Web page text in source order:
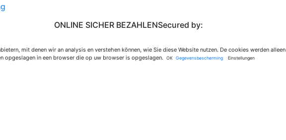
ONLINE SICHER BEZAHLENSecured by:
mit denen wir an analysis en verstehen können, wie Sie diese Website nutzen. De cookies werden alleen
opgeslagen in een browser die op uw browser is opgeslagen.
OK Gegevensbescherming Einstellungen